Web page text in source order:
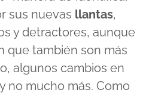
sus nuevas llantas,
y detractores, aunque
que también son más
algunos cambios en
y no mucho más. Como